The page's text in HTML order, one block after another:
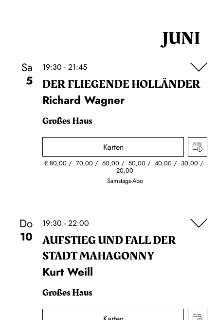
JUNI
Sa
5
19:30 - 21:45
DER FLIE­GEN­DE HOL­LÄN­DER
Richard Wagner
Großes Haus
Karten
€80,00 70,00 60,00 50,00 40,00 30,00
20,00
Samstags-Abo
Do
10
19:30 - 22:00
AUFSTIEG UND FALL DER
STADT MAHAGONNY
Kurt Weill
Großes Haus